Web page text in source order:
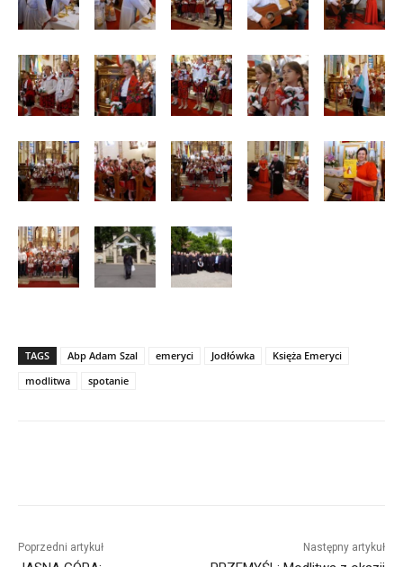
TAGS Abp Adam Szal emeryci Jodłówka
Księża Emeryci
modlitwa
spotanie
Poprzedni artykuł Następny artykuł